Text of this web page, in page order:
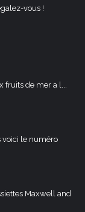
vous !
fruits de mer a l...
voici le numéro
Maxwell and